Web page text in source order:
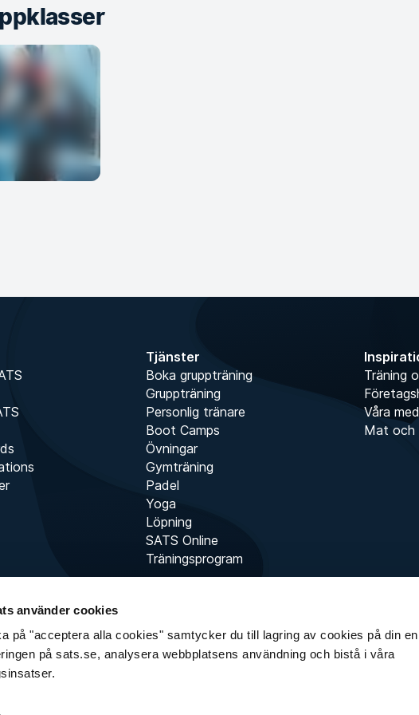
använder cookies
på "acceptera alla cookies" samtycker du till lagring av cookies på din
på sats.se, analysera webbplatsens användning och bistå i våra
Tjänster
Boka gruppträning
Gruppträning
Personlig tränare
Boot Camps
Övningar
Gymträning
Padel
Yoga
Löpning
SATS Online
Träningsprogram
Träning
Våra
Mat och